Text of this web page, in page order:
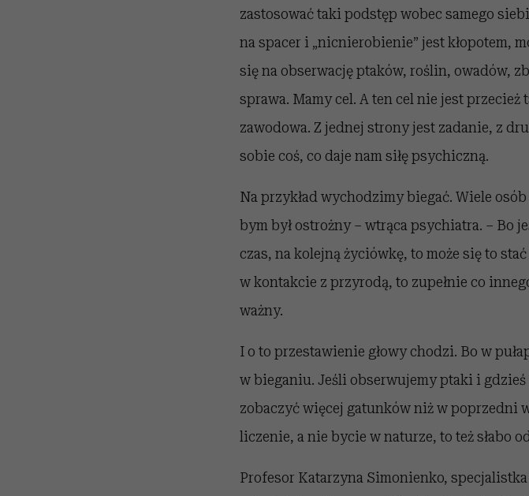
zastosować taki podstęp wobec samego
na spacer i „nicnierobienie” jest kłopotem,
się na obserwację ptaków, roślin, owadów,
sprawa. Mamy cel. A ten cel nie jest przecież
zawodowa. Z jednej strony jest zadanie, z
sobie coś, co daje nam siłę psychiczną.
Na przykład wychodzimy biegać. Wiele
bym był ostrożny – wtrąca psychiatra. – Bo
czas, na kolejną życiówkę, to może się to
w kontakcie z przyrodą, to zupełnie co
ważny.
I o to przestawienie głowy chodzi. Bo w
w bieganiu. Jeśli obserwujemy ptaki i
zobaczyć więcej gatunków niż w poprzedni
liczenie, a nie bycie w naturze, to też słabo
Profesor Katarzyna Simonienko,